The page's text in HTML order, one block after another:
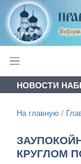
НОВОСТИ
На главную /
КРУГЛОМ